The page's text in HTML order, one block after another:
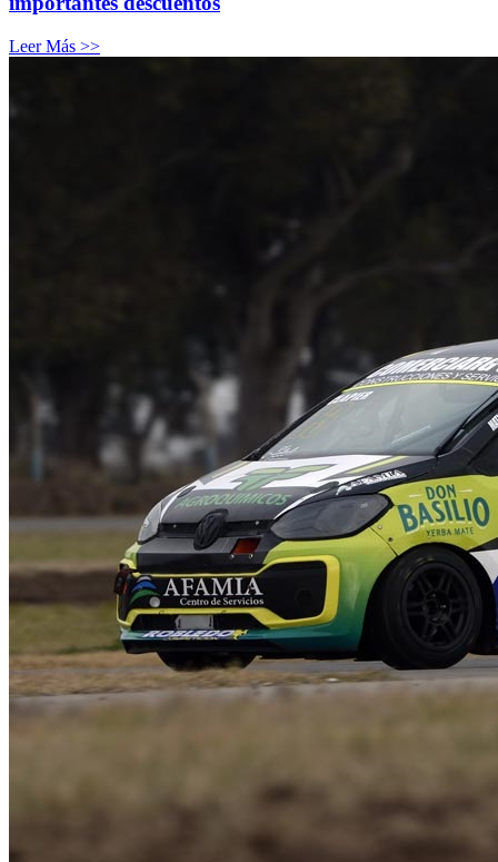
Leer Más >>